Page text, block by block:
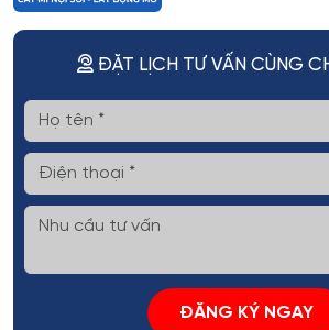
ĐẶT LỊCH TƯ VẤN CÙNG
ĐĂNG KÝ NGAY